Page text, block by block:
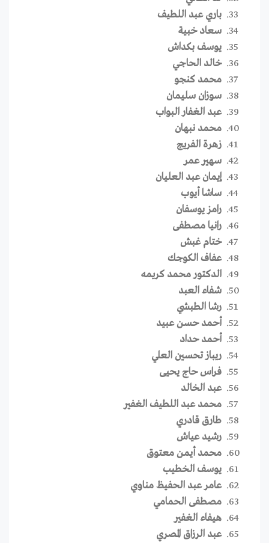
باري عبد اللطيف
سعاد خبية
يوسف بكداش
خالد الحاجي
محمد كنجو
سوزان سليمان
عبد الغفار البواب
محمد نبهان
زهرة الفريج
سهير عمر
إيمان عبد العليان
ساشا أيوب
رامز يوسفان
رانيا مصطفى
ختام غبش
عفاف الكوجك
الدكتور محمد كريمه
شفاء العبد
رشا الطبشي
أحمد حسن عبيد
أحمد حداد
ريباز تحسين العلي
فراس حاج يحيى
عبد الخالد
محمد عبد اللطيف الغفير
طارق قادري
رشيد عياش
محمد أيمن معتوق
يوسف الخطيب
عامر عبد الحفيظ مناوي
مصطفى الحمامي
هيفاء الغفير
عبد الرزاق المصري